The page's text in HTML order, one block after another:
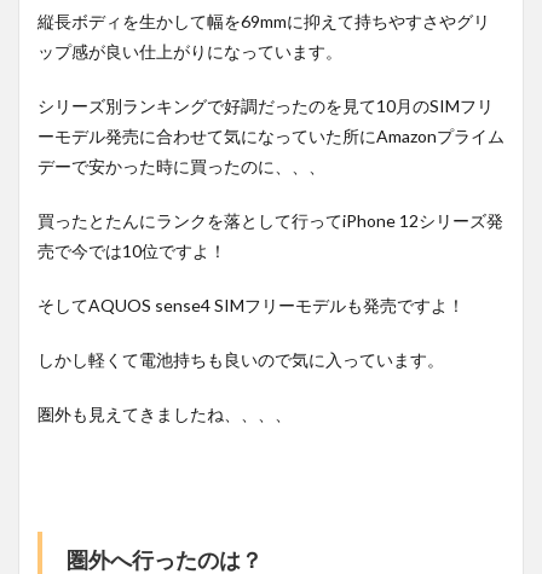
縦長ボディを生かして幅を69mmに抑えて持ちやすさやグリ
ップ感が良い仕上がりになっています。
シリーズ別ランキングで好調だったのを見て10月のSIMフリ
ーモデル発売に合わせて気になっていた所にAmazonプライム
デーで安かった時に買ったのに、、、
買ったとたんにランクを落として行ってiPhone 12シリーズ発
売で今では10位ですよ！
そしてAQUOS sense4 SIMフリーモデルも発売ですよ！
しかし軽くて電池持ちも良いので気に入っています。
圏外も見えてきましたね、、、、
圏外へ行ったのは？